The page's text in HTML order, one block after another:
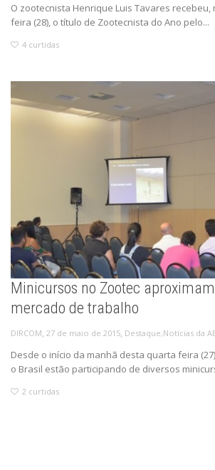
O zootecnista Henrique Luis Tavares
feira (28), o título de Zootecnista do Ano pelo...
4 curtidas
Minicursos no Zootec
mercado de trabalho
DIRCOM, 27 de maio de 2015, Destaque,Notícias da
Desde o início da manhã desta quarta feira
o Brasil estão participando de diversos
2 curtidas